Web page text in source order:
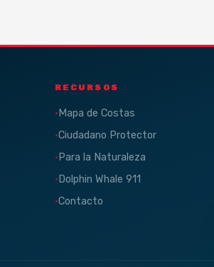
RECURSOS
Mapa de Costas
Ciudadano Protector
Para la Naturaleza
Dolphin Whale 911
Contacto